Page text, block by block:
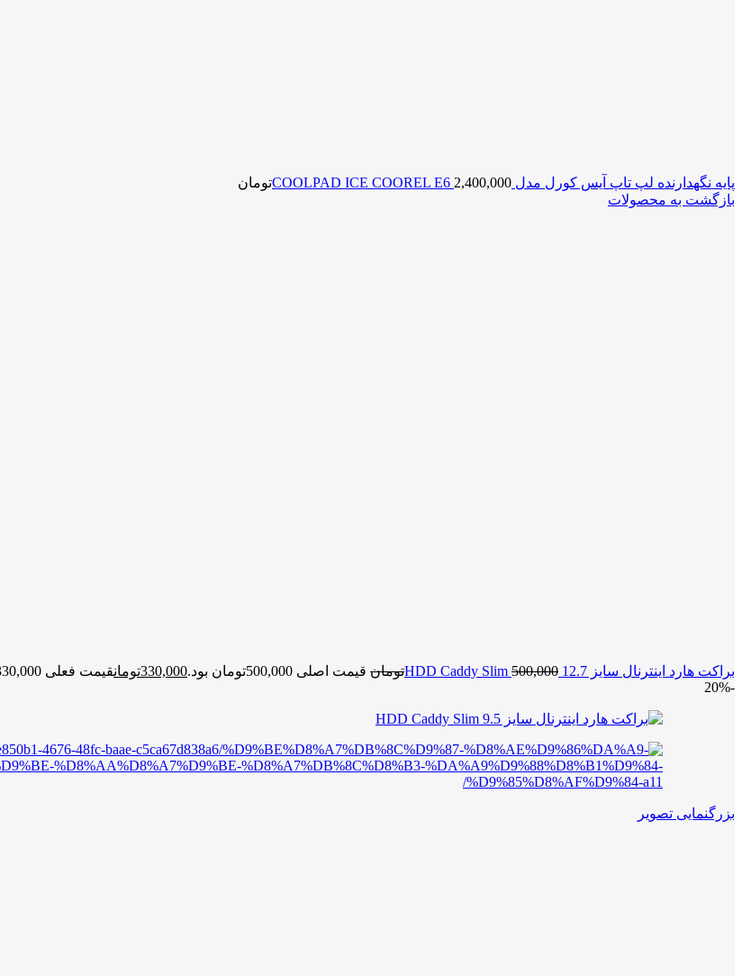
پایه نگهدارنده لپ تاپ آیس کورل مدل COOLPAD ICE COOREL E6 2,400,000
تومان
بازگشت به محصولات
براکت هارد اینترنال سایز 12.7 HDD Caddy Slim 500,000 تومان قیمت اصلی 500,000تومان بود. 330,000تومانقیمت فعلی 330,000تومان است.
-20%
بزرگنمایی تصویر